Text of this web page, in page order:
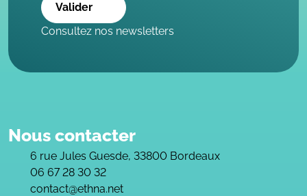
Valider
Consultez nos newsletters
Nous contacter
6 rue Jules Guesde, 33800 Bordeaux
06 67 28 30 32
contact@ethna.net